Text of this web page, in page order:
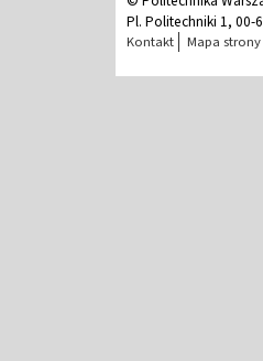
Pl. Politechniki 1, 00-
Kontakt Mapa strony